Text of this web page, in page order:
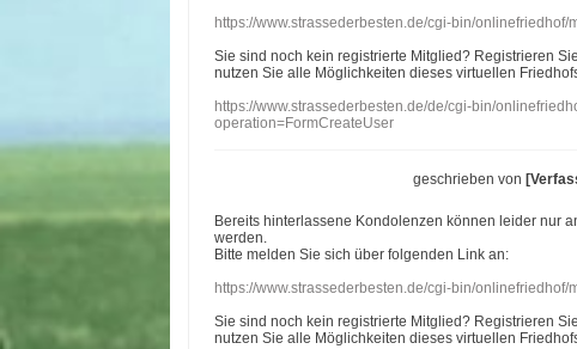
https://www.strassederbesten.de/cgi-bin/
Sie sind noch kein registrierte Mitglied? Registrieren
nutzen Sie alle Möglichkeiten dieses virtuellen
https://www.strassederbesten.de/de/cgi-bin/
operation=FormCreateUser
geschrieben von
Bereits hinterlassene Kondolenzen können leider nur
werden.
Bitte melden Sie sich über folgenden Link an:
https://www.strassederbesten.de/cgi-bin/
Sie sind noch kein registrierte Mitglied? Registrieren
nutzen Sie alle Möglichkeiten dieses virtuellen